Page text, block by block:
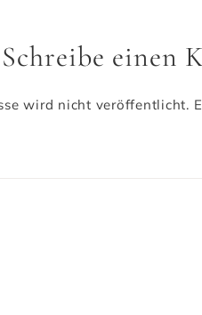
Schreibe einen
wird nicht veröffentlicht.